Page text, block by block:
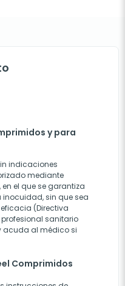
y para
indicaciones
mediante
el que se garantiza
sin que sea
(Directiva
profesional sanitario
acuda al médico si
Comprimidos